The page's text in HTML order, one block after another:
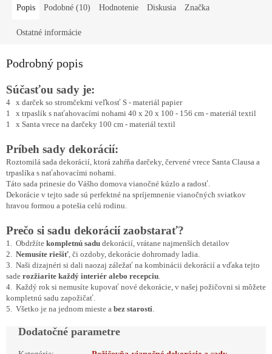
Popis Podobné (10) Hodnotenie Diskusia Značka
Ostatné informácie
Podrobný popis
Súčasťou sady je:
4 x darček so stromčekmi veľkosť S - materiál papier
1 x trpaslík s naťahovacími nohami 40 x 20 x 100 - 156 cm - materiál textil
1 x Santa vrece na darčeky 100 cm - materiál textil
Príbeh sady dekorácií:
Roztomilá sada dekorácií, ktorá zahŕňa darčeky, červené vrece Santa Clausa a
trpaslíka s naťahovacími nohami.
Táto sada prinesie do Vášho domova vianočné kúzlo a radosť.
Dekorácie v tejto sade sú perfektné na spríjemnenie vianočných sviatkov
hravou formou a potešia celú rodinu.
Prečo si sadu dekorácií zaobstarať?
1. Obdržíte kompletnú sadu dekorácií, vrátane najmenších detailov
2. Nemusíte riešiť , či ozdoby, dekorácie dohromady ladia.
3. Naši dizajnéri si dali naozaj záležať na kombinácii dekorácií a vďaka tejto
sade rozžiarite každý interiér alebo recepciu
4. Každý rok si nemusíte kupovať nové dekorácie, v našej požičovni si môžete
kompletnú sadu zapožičať.
5. Všetko je na jednom mieste a bez starostí
Dodatočné parametre